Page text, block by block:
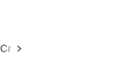
Спецпроєкти